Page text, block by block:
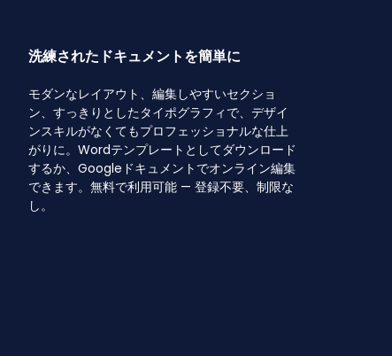
洗練されたドキュメントを簡単に
モダンなレイアウト、編集しやすいセクショ
ン、すっきりとしたタイポグラフィで、デザイ
ンスキルがなくてもプロフェッショナルな仕上
がりに。Wordテンプレートとしてダウンロード
するか、Googleドキュメントでオンライン編集
できます。無料で利用可能 — 登録不要、制限な
し。